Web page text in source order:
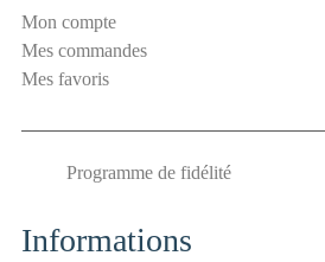
i
t
é
-
Mon compte
Mes commandes
Mes favoris
Programme de fidélité
Informations